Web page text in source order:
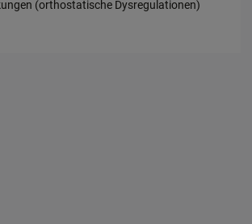
(orthostatische Dysregulationen)